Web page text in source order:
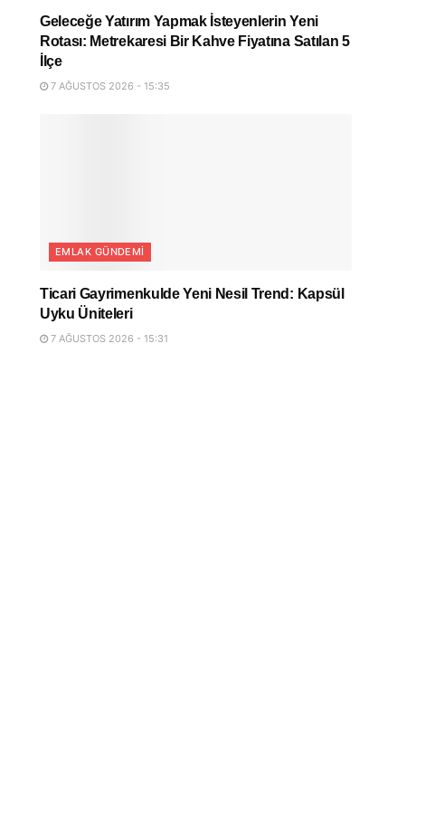
Geleceğe Yatırım Yapmak İsteyenlerin Yeni
Rotası: Metrekaresi Bir Kahve Fiyatına Satılan 5
İlçe
7 AĞUSTOS 2026 - 15:35
EMLAK GÜNDEMI
Ticari Gayrimenkulde Yeni Nesil Trend: Kapsül
Uyku Üniteleri
7 AĞUSTOS 2026 - 15:31